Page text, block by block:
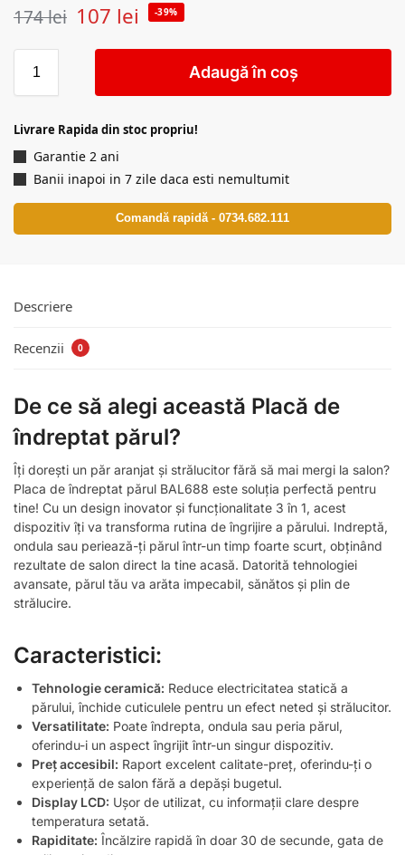
174lei 107 lei -39%
Adaugă în coș
Livrare Rapida din stoc propriu!
Garantie 2 ani
Banii inapoi in 7 zile daca esti nemultumit
Comandă rapidă - 0734.682.111
Descriere
Recenzii 0
De ce să alegi această Placă de
îndreptat părul?
Îți dorești un păr aranjat și strălucitor fără să mai mergi la salon?
Placa de îndreptat părul BAL688 este soluția perfectă pentru
tine! Cu un design inovator și funcționalitate 3 în 1, acest
dispozitiv îți va transforma rutina de îngrijire a părului. Indreptă,
ondula sau periează-ți părul într-un timp foarte scurt, obținând
rezultate de salon direct la tine acasă. Datorită tehnologiei
avansate, părul tău va arăta impecabil, sănătos și plin de
strălucire.
Caracteristici:
Tehnologie ceramică: Reduce electricitatea statică a
părului, închide cuticulele pentru un efect neted și strălucitor.
Versatilitate: Poate îndrepta, ondula sau peria părul,
oferindu-i un aspect îngrijit într-un singur dispozitiv.
Preț accesibil: Raport excelent calitate-preț, oferindu-ți o
experiență de salon fără a depăși bugetul.
Display LCD: Ușor de utilizat, cu informații clare despre
temperatura setată.
Rapiditate: Încălzire rapidă în doar 30 de secunde, gata de